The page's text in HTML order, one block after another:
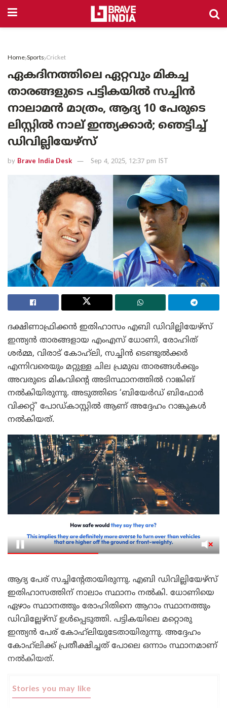
Home Sports Cricket
ഏകദിനത്തിലെ ഏറ്റവും മികച്ച
താരങ്ങളുടെ പട്ടികയിൽ സച്ചിൻ
നാലാമൻ മാത്രം, ആദ്യ 10 പേരുടെ
ലിസ്റ്റിൽ നാല് ഇന്ത്യക്കാർ; ഞെട്ടിച്ച്
ഡിവില്ലിയേഴ്‌സ്
by Brave India Desk Sep 4, 2025, 12:37 pm IST
ദക്ഷിണാഫ്രിക്കൻ ഇതിഹാസം എബി ഡിവില്ലിയേഴ്‌സ്
ഇന്ത്യൻ താരങ്ങളായ എംഎസ് ധോണി, രോഹിത്
ശർമ്മ, വിരാട് കോഹ്‌ലി, സച്ചിൻ ടെണ്ടുൽക്കർ
എന്നിവരെയും മറ്റുള്ള ചില പ്രമുഖ താരങ്ങൾക്കും
അവരുടെ മികവിന്റെ അടിസ്ഥാനത്തിൽ റാങ്കിങ്
നൽകിയിരുന്നു. അടുത്തിടെ ‘ബിയേർഡ് ബിഫോർ
വിക്കറ്റ്’ പോഡ്‌കാസ്റ്റിൽ ആണ് അദ്ദേഹം റാങ്കുകൾ
നൽകിയത്.
ആദ്യ പേര് സച്ചിന്റേതായിരുന്നു. എബി ഡിവില്ലിയേഴ്‌സ്
ഇതിഹാസത്തിന് നാലാം സ്ഥാനം നൽകി. ധോണിയെ
ഏഴാം സ്ഥാനത്തും രോഹിതിനെ ആറാം സ്ഥാനത്തും
ഡിവില്ലേഴ്‌സ് ഉൾപ്പെടുത്തി. പട്ടികയിലെ മറ്റൊരു
ഇന്ത്യൻ പേര് കോഹ്‌ലിയുടേതായിരുന്നു. അദ്ദേഹം
കോഹ്‌ലിക്ക് പ്രതീക്ഷിച്ചത് പോലെ ഒന്നാം സ്ഥാനമാണ്
നൽകിയത്.
Stories you may like